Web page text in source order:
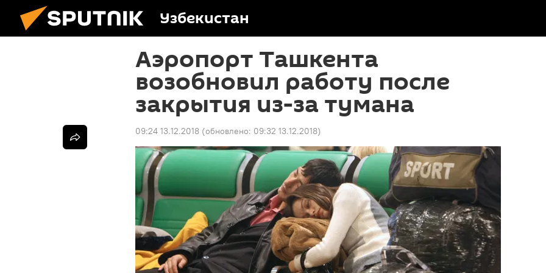
Узбекистан
Аэропорт Ташкента
возобновил работу после
закрытия из-за тумана
09:24 13.12.2018 (обновлено: 09:32 13.12.2018)